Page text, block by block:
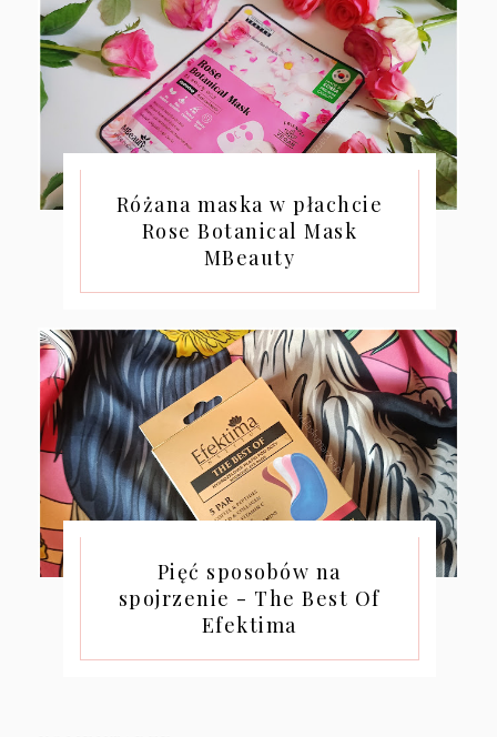
Różana maska w płachcie
Rose Botanical Mask
MBeauty
Pięć sposobów na
spojrzenie - The Best Of
Efektima